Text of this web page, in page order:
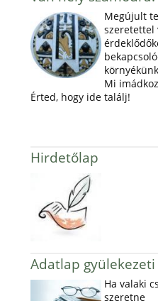
Megújult
szeretettel
Mi
Érted, hogy ide találj!
Hirdetőlap
Adatlap
Ha valaki
szeretne